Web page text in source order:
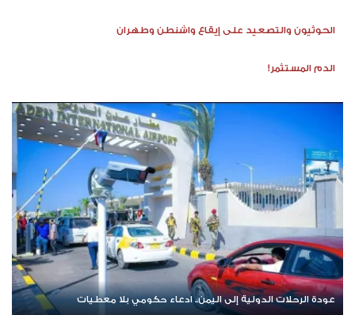
الحوثيون والتصعيد على إيقاع واشنطن وطهران
الدم المستثمر!
عودة الرحلات الدولية إلى اليمن.. ادعاء حكومي بلا معطيات